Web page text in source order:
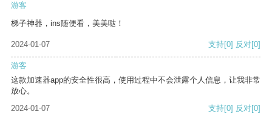
游客
梯子神器，ins随便看，美美哒！
2024-01-07 支持[0] 反对[0]
游客
这款加速器app的安全性很高，使用过程中不会泄露个人信息，让我非常
放心。
2024-01-07
支持[0] 反对[0]